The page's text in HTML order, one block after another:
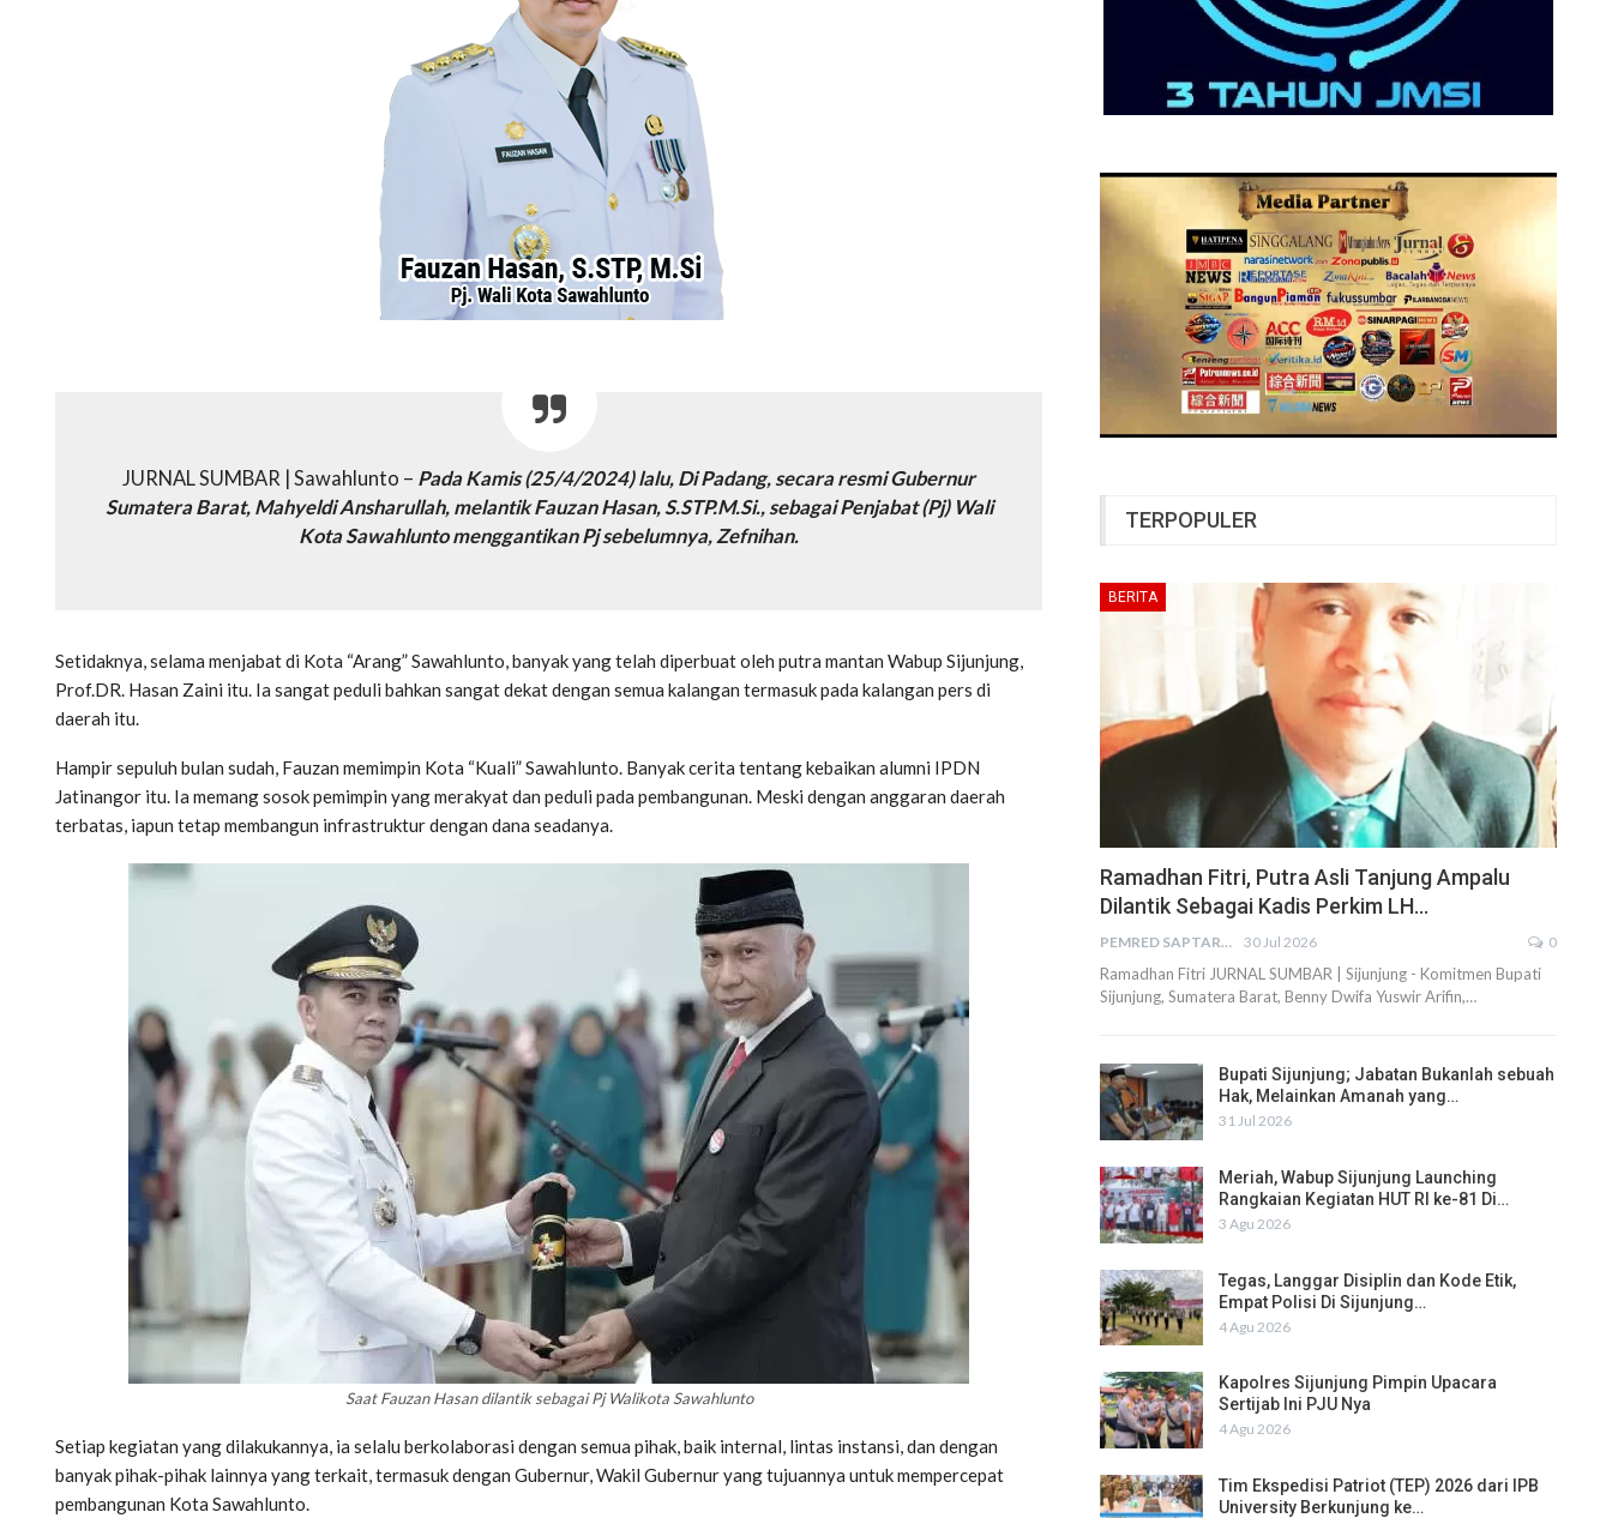
JURNAL SUMBAR | Sawahlunto – Pada Kamis (25/4/2024) lalu, Di Padang, secara resmi Gubernur
Sumatera Barat, Mahyeldi Ansharullah, melantik Fauzan Hasan, S.STP.M.Si., sebagai Penjabat (Pj) Wali
Kota Sawahlunto menggantikan Pj sebelumnya, Zefnihan.
Setidaknya, selama menjabat di Kota “Arang” Sawahlunto, banyak yang telah diperbuat oleh putra mantan Wabup Sijunjung,
Prof.DR. Hasan Zaini itu. Ia sangat peduli bahkan sangat dekat dengan semua kalangan termasuk pada kalangan pers di
daerah itu.
Hampir sepuluh bulan sudah, Fauzan memimpin Kota “Kuali” Sawahlunto. Banyak cerita tentang kebaikan alumni IPDN
Jatinangor itu. Ia memang sosok pemimpin yang merakyat dan peduli pada pembangunan. Meski dengan anggaran daerah
terbatas, iapun tetap membangun infrastruktur dengan dana seadanya.
Saat Fauzan Hasan dilantik sebagai Pj Walikota Sawahlunto
Setiap kegiatan yang dilakukannya, ia selalu berkolaborasi dengan semua pihak, baik internal, lintas instansi, dan dengan
banyak pihak-pihak lainnya yang terkait, termasuk dengan Gubernur, Wakil Gubernur yang tujuannya untuk mempercepat
pembangunan Kota Sawahlunto.
TERPOPULER
BERITA
Ramadhan Fitri, Putra Asli Tanjung Ampalu
Dilantik Sebagai Kadis Perkim LH…
PEMRED SAPTARIUS 30 Jul 2026 0
Ramadhan Fitri JURNAL SUMBAR | Sijunjung - Komitmen Bupati
Sijunjung, Sumatera Barat, Benny Dwifa Yuswir Arifin,…
Bupati Sijunjung; Jabatan Bukanlah sebuah
Hak, Melainkan Amanah yang…
31 Jul 2026
Meriah, Wabup Sijunjung Launching
Rangkaian Kegiatan HUT RI ke-81 Di…
3 Agu 2026
Tegas, Langgar Disiplin dan Kode Etik,
Empat Polisi Di Sijunjung…
4 Agu 2026
Kapolres Sijunjung Pimpin Upacara
Sertijab Ini PJU Nya
4 Agu 2026
Tim Ekspedisi Patriot (TEP) 2026 dari IPB
University Berkunjung ke…